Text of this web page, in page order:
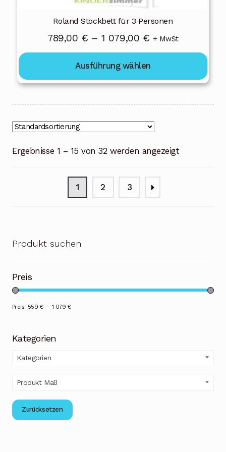
Roland Stockbett für 3 Personen
789,00 € – 1 079,00 €Preisspanne:
789,00 €
bis
1
+ MwSt
Ausführung wählen
Ergebnisse 1 – 15 von 32 werden angezeigt
1 2 3
Produkt suchen
Preis
Preis: 559 €— 1 079 €
Kategorien
Kategorien
Produkt Maß
Zurücksetzen